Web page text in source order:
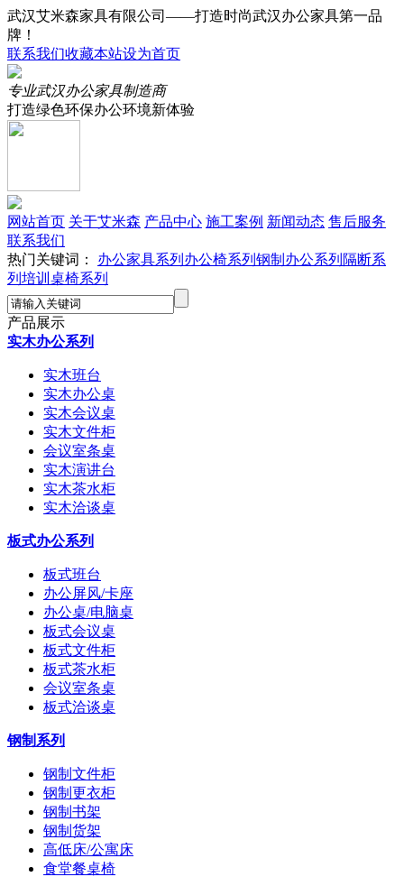
武汉艾米森家具有限公司——打造时尚武汉办公家具第一品
牌！
联系我们收藏本站设为首页
专业武汉办公家具制造商
打造绿色环保办公环境新体验
网站首页 关于艾米森 产品中心 施工案例 新闻动态 售后服务
联系我们
热门关键词： 办公家具系列 办公椅系列 钢制办公系列 隔断系
列 培训桌椅系列
产品展示
实木办公系列
实木班台
实木办公桌
实木会议桌
实木文件柜
会议室条桌
实木演讲台
实木茶水柜
实木洽谈桌
板式办公系列
板式班台
办公屏风/卡座
办公桌/电脑桌
板式会议桌
板式文件柜
板式茶水柜
会议室条桌
板式洽谈桌
钢制系列
钢制文件柜
钢制更衣柜
钢制书架
钢制货架
高低床/公寓床
食堂餐桌椅